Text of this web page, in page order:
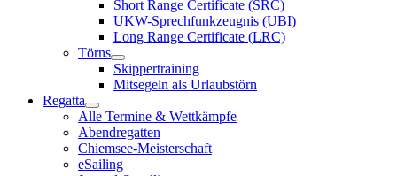
Short Range Certificate (SRC)
UKW-Sprechfunkzeugnis (UBI)
Long Range Certificate (LRC)
Törns
Skippertraining
Mitsegeln als Urlaubstörn
Regatta
Alle Termine & Wettkämpfe
Abendregatten
Chiemsee-Meisterschaft
eSailing